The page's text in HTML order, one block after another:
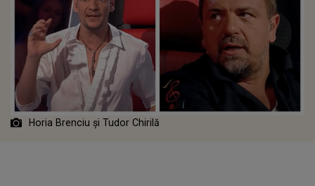
Horia Brenciu și Tudor Chirilă